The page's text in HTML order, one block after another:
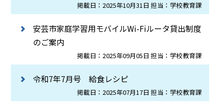
掲載日：2025年10月31日 担当：学校教育課
安芸市家庭学習用モバイルWi-Fiルータ貸出制度
のご案内
掲載日：2025年09月05日 担当：学校教育課
令和7年7月号 給食レシピ
掲載日：2025年07月17日 担当：学校教育課